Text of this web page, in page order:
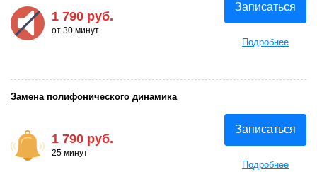
1 790 руб.
от 30 минут
Записаться
Подробнее
1 790 руб.
25 минут
Записаться
Подробнее
Замена полифонического динамика